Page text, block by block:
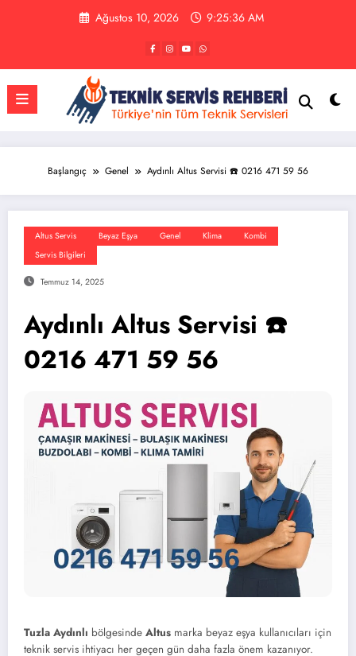
Ağustos 10, 2026 9:25:37 AM
Başlangıç Genel Aydınlı Altus Servisi ☎️ 0216 471 59 56
Altus Servis Beyaz Eşya Genel Klima
Kombi
Servis Bilgileri
Temmuz 14, 2025
Aydınlı Altus Servisi ☎️
0216 471 59 56
Tuzla Aydınlı bölgesinde Altus marka beyaz eşya kullanıcıları için
teknik servis ihtiyacı her geçen gün daha fazla önem kazanıyor.